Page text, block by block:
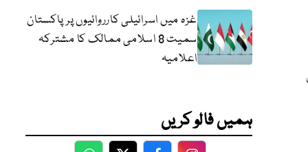
غزہ میں اسرائیلی کارروائیوں پر پاکستان
سمیت 8 اسلامی ممالک کا مشترکہ
اعلامیہ
ہمیں فالو کریں